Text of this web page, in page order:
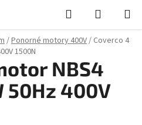
Hľadať
KOŠÍK
/Ponorné motory 400V/ Coverco 4
1500N
NBS4
50Hz 400V